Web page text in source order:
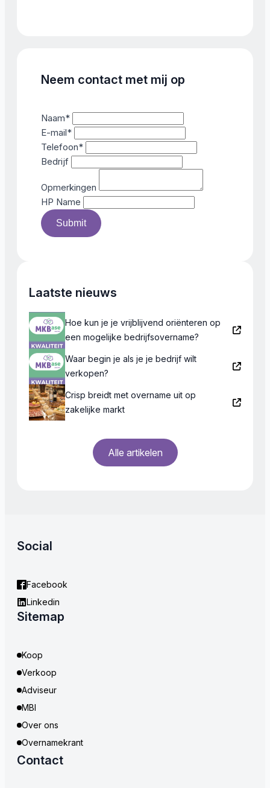
Neem contact met mij op
Naam*
E-mail*
Telefoon*
Bedrijf
Opmerkingen
HP Name
Submit
Laatste nieuws
Hoe kun je je vrijblijvend oriënteren op
een mogelijke bedrijfsovername?
Waar begin je als je je bedrijf wilt
verkopen?
Crisp breidt met overname uit op
zakelijke markt
Alle artikelen
Social
Facebook
Linkedin
Sitemap
Koop
Verkoop
Adviseur
MBI
Over ons
Overnamekrant
Contact